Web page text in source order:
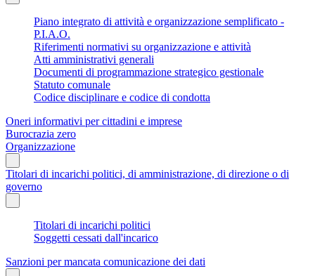
Piano integrato di attività e organizzazione semplificato -
P.I.A.O.
Riferimenti normativi su organizzazione e attività
Atti amministrativi generali
Documenti di programmazione strategico gestionale
Statuto comunale
Codice disciplinare e codice di condotta
Oneri informativi per cittadini e imprese
Burocrazia zero
Organizzazione
Titolari di incarichi politici, di amministrazione, di direzione o di
governo
Titolari di incarichi politici
Soggetti cessati dall'incarico
Sanzioni per mancata comunicazione dei dati